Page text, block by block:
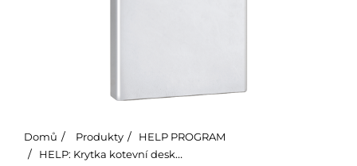
Domů Produkty
HELP PROGRAM
HELP: Krytka kotevní desky 301507821, 301507831, nerez, lesk